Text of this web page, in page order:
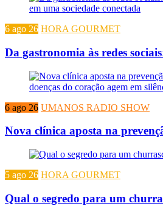
6 ago 26 HORA GOURMET
Da gastronomia às redes
6 ago 26 UMANOS RADIO SHOW
Nova clínica aposta na
5 ago 26 HORA GOURMET
Qual o segredo para um